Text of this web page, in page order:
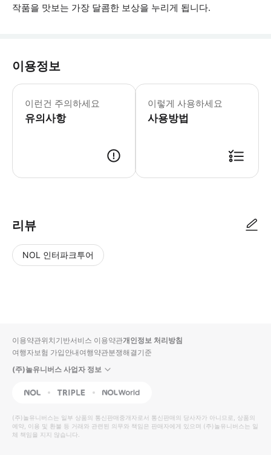
작품을 맛보는 가장 달콤한 보상을 누리게 됩니다.
이용정보
이런건 주의하세요
유의사항
-- NO LUGGAGE OR LARGE BAGS
이렇게 사용하세요
사용방법
리뷰
NOL 인터파크투어
입니
다.
높
은
순
동
영
상
순
상
이용약관위치기반서비스 이용약관개인정보 처리방침
여행자보험 가입안내여행약관분쟁해결기준
(주)놀유니버스 사업자 정보
NOL Triple Interpark Global
(주)놀유니버스는 일부 상품의 통신판매중개자로서 통신판매의 당사자가 아니므로, 상품의
예약, 이용 및 환불 등 거래와 관련된 의무와 책임은 판매자에게 있으며 (주)놀유니버스는 일
체 책임을 지지 않습니다.